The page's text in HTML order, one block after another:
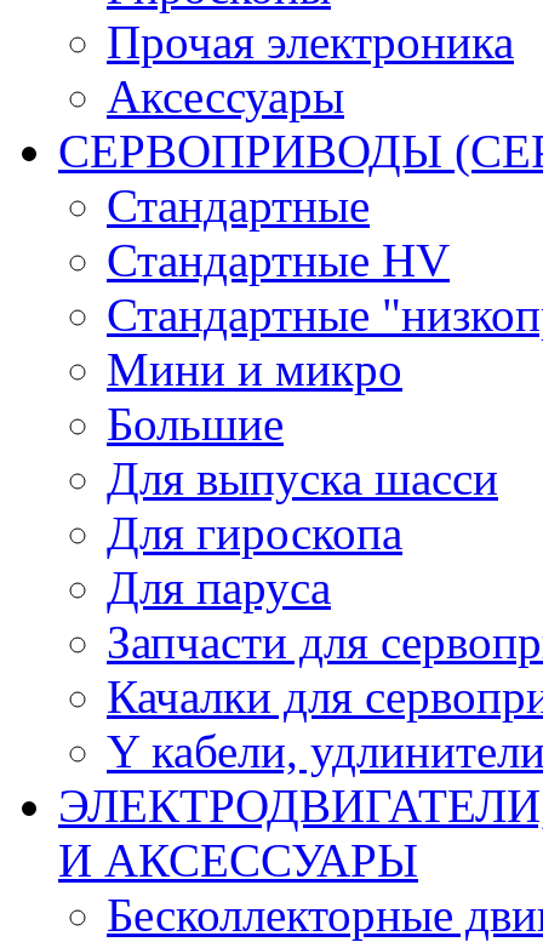
Прочая электроника
Аксессуары
СЕРВОПРИВОДЫ
Стандартные
Стандартные HV
Стандартные
Мини и микро
Большие
Для выпуска шасси
Для гироскопа
Для паруса
Запчасти для
Качалки для
Y кабели,
И АКСЕССУАРЫ
Бесколлекторные